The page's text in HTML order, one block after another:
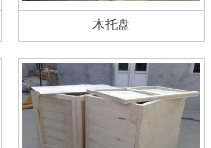
木托盘